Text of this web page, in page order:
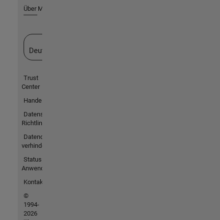
Über MathWorks
Deutschland
Trust
Center
Handelsmarken
Datenschutz-
Richtlinien
Datendiebstahl
verhindern
Status von
Anwendungen
Kontakt
©
1994-
2026